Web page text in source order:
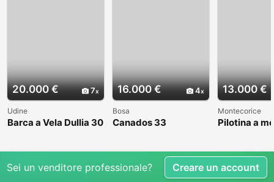
20.000 € 7
Udine
Barca a Vela Dullia 30
16.000 € 4
Bosa
Canados 33
13.000 €
Montecorice
Pilotina a
Sei un venditore professionale? Creare un account